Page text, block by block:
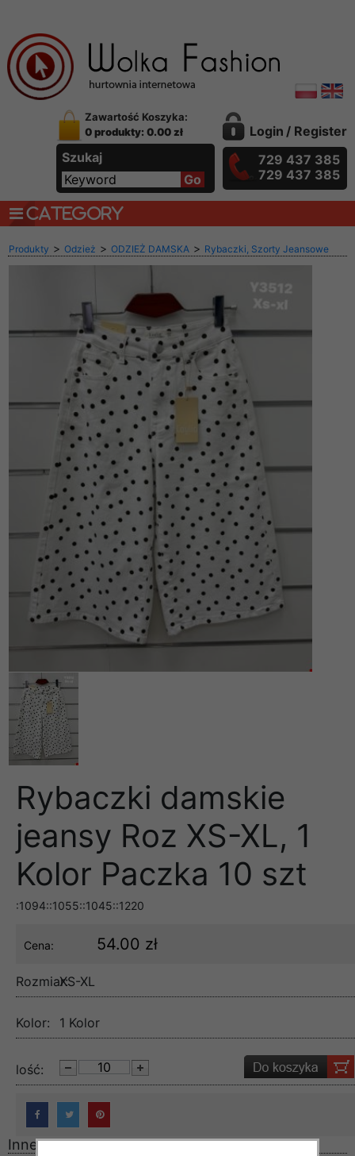
Zawartość Koszyka:
0 produkty: 0.00 zł
Szukaj
Login / Register
729 437 385
729 437 385
CATEGORY
Produkty > Odzież > ODZIEŻ DAMSKA > Rybaczki, Szorty Jeansowe
Rybaczki damskie
jeansy Roz XS-XL, 1
Kolor Paczka 10 szt
:1094::1055::1045::1220
Cena: 54.00 zł
Rozmiar:XS-XL
Kolor: 1 Kolor
lość:
Inne produkty